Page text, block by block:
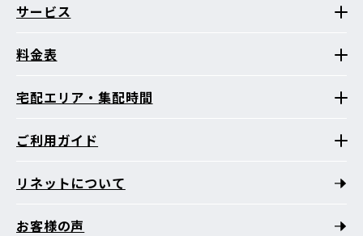
サービス
料金表
宅配エリア・集配時間
ご利用ガイド
リネットについて
お客様の声